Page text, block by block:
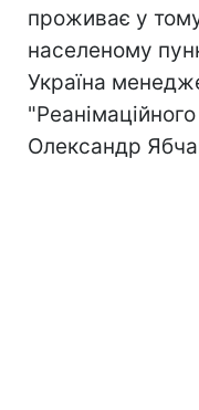
проживає у
населеному
Україна
Олександр